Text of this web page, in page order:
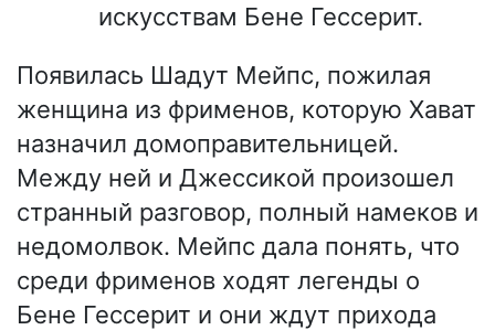
искусствам Бене Гессерит.
Появилась Шадут Мейпс, пожилая
женщина из фрименов, которую Хават
назначил домоправительницей.
Между ней и Джессикой произошел
странный разговор, полный намеков и
недомолвок. Мейпс дала понять, что
среди фрименов ходят легенды о
Бене Гессерит и они ждут прихода